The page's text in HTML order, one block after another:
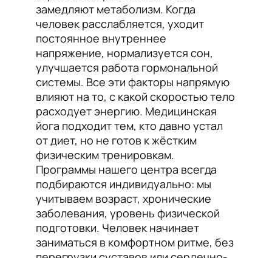
замедляют метаболизм. Когда
человек расслабляется, уходит
постоянное внутреннее
напряжение, нормализуется сон,
улучшается работа гормональной
системы. Все эти факторы напрямую
влияют на то, с какой скоростью тело
расходует энергию. Медицинская
йога подходит тем, кто давно устал
от диет, но не готов к жёстким
физическим тренировкам.
Программы нашего центра всегда
подбираются индивидуально: мы
учитываем возраст, хронические
заболевания, уровень физической
подготовки. Человек начинает
заниматься в комфортном ритме, без